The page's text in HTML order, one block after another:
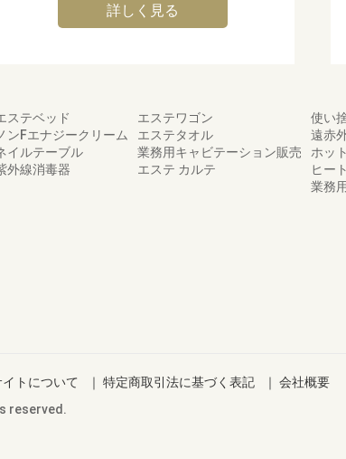
詳しく見る
ステベッド
ンFエナジークリーム
イルテーブル
外線消毒器
エステワゴン
エステタオル
業務用キャビテーション販売
エステ カルテ
使い
遠赤
ホッ
ヒー
業務
イトについて ｜ 特定商取引法に基づく表記 ｜ 会社概要
reserved.